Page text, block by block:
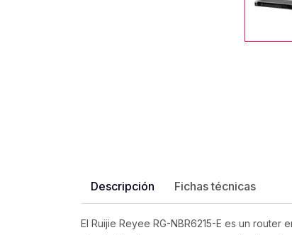
Descripción Fichas técnicas
El Ruijie Reyee RG-NBR6215-E es un